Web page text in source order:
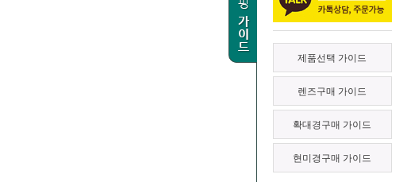
제품선택 가이드
렌즈구매 가이드
확대경구매 가이드
현미경구매 가이드